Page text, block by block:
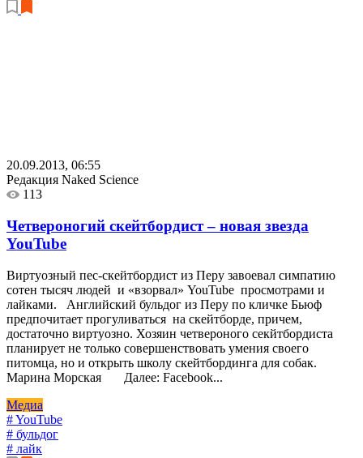
20.09.2013, 06:55
Редакция Naked Science
113
Четвероногий скейтбордист – новая звезда
YouTube
Виртуозный пес-скейтбордист из Перу завоевал симпатию
сотен тысяч людей и «взорвал» YouTube просмотрами и
лайками. Английский бульдог из Перу по кличке Бьюф
предпочитает прогуливаться на скейтборде, причем,
достаточно виртуозно. Хозяин четвероного секйтбордиста
планирует не только совершенствовать умения своего
питомца, но и открыть школу скейтбординга для собак.
Марина Морская Далее: Facebook...
Медиа
# YouTube
# бульдог
# лайк